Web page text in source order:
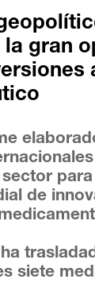
la gran
de
siete